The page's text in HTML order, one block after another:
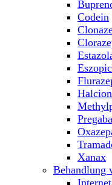
Codein
Halcion
Xanax
Behandlung